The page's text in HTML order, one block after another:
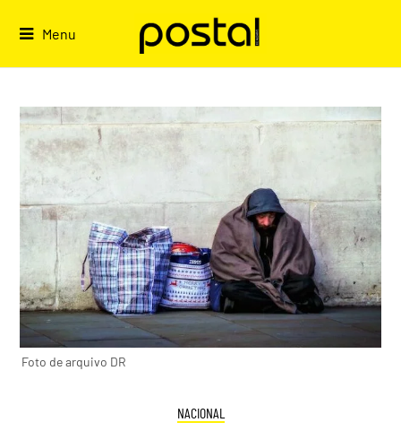
Menu
Foto de arquivo DR
NACIONAL